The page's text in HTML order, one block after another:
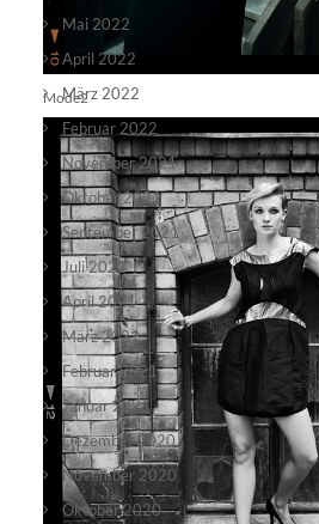
Mode2
Mai 2022
April 2022
März 2022
Februar 2022
November 2021
Oktober 2021
September 2021
Juli 2021
April 2021
März 2021
Februar 2021
Januar 2021
Dezember 2020
November 2020
Oktober 2020